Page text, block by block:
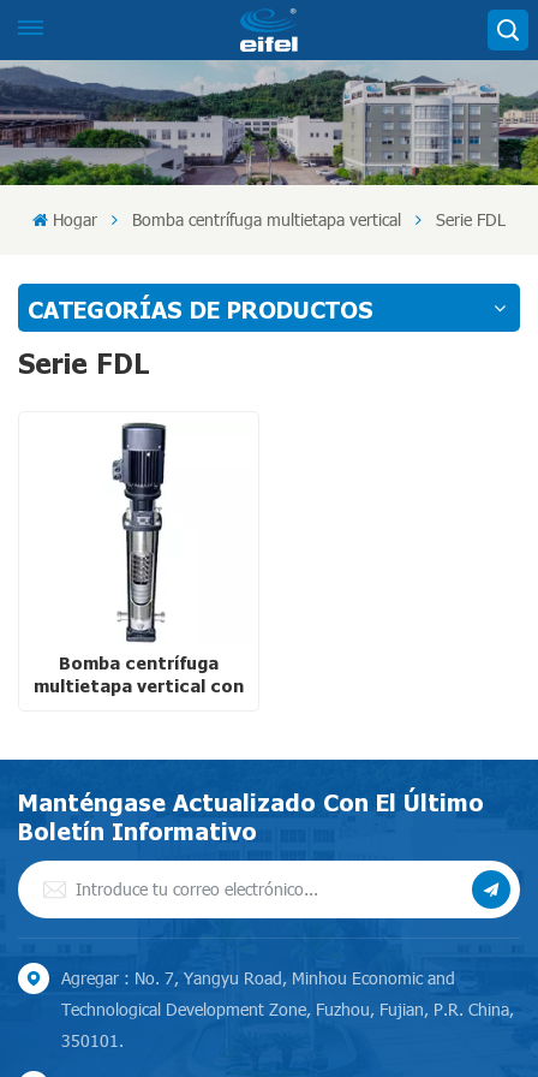
Hogar Bomba centrífuga multietapa vertical Serie FDL
CATEGORÍAS DE PRODUCTOS
Serie FDL
Bomba centrífuga
multietapa vertical con
Manténgase Actualizado Con El Último
Boletín Informativo
Agregar : No. 7, Yangyu Road, Minhou Economic and
Technological Development Zone, Fuzhou, Fujian, P.R. China,
350101.